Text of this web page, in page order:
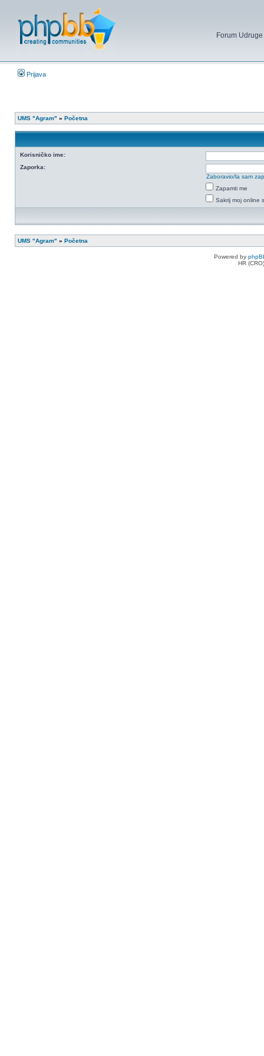
Forum
Prijava
UMS "Agram" » Početna
Korisničko ime:
Zaporka:
Zaboravio/la sam
Zapamti me
Sakrij moj online
UMS "Agram" » Početna
Powered by
HR